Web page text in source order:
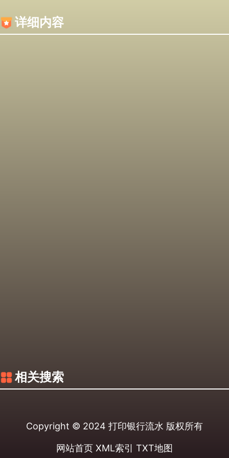
详细内容
相关搜索
Copyright © 2024 打印银行流水 版权所有
网站首页 XML索引 TXT地图